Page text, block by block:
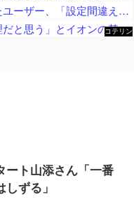
テスラ車を自宅で初めて充電してみたユーザー、「設定間違えてるんですかね？？」と困惑する羽目に……
「我々管理者側の立場からすると無理だと思う」とイオンの某テナントを擁護する声、「みんなで最低限の店の片付けやって、今日は帰るべ」って指示する方が普通で……
コテリン
ート山添さん「一番
ずる」